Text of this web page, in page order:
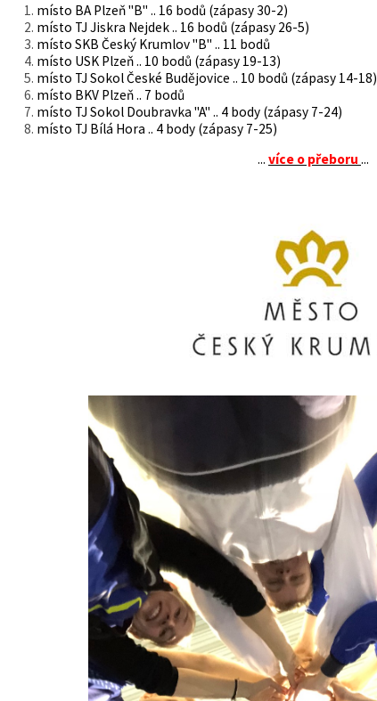
místo BA Plzeň "B" .. 16 bodů (zápasy 30-2)
místo TJ Jiskra Nejdek .. 16 bodů (zápasy 26-5)
místo SKB Český Krumlov "B" .. 11 bodů
místo USK Plzeň .. 10 bodů (zápasy 19-13)
místo TJ Sokol České Budějovice .. 10 bodů (zápasy 14-18)
místo BKV Plzeň .. 7 bodů
místo TJ Sokol Doubravka "A" .. 4 body (zápasy 7-24)
místo TJ Bílá Hora .. 4 body (zápasy 7-25)
... více o přeboru ...